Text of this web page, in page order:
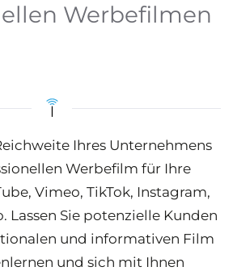
Werbefilmen
Ihres Unternehmens
Werbefilm für Ihre
Vimeo, TikTok, Instagram,
Lassen Sie potenzielle Kunden
und informativen Film
und sich mit Ihnen